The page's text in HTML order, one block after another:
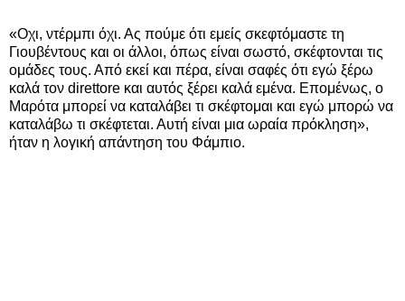
«Οχι, ντέρμπι όχι. Ας πούμε ότι εμείς σκεφτόμαστε τη
Γιουβέντους και οι άλλοι, όπως είναι σωστό, σκέφτονται τις
ομάδες τους. Από εκεί και πέρα, είναι σαφές ότι εγώ ξέρω
καλά τον direttore και αυτός ξέρει καλά εμένα. Επομένως, ο
Μαρότα μπορεί να καταλάβει τι σκέφτομαι και εγώ μπορώ να
καταλάβω τι σκέφτεται. Αυτή είναι μια ωραία πρόκληση»,
ήταν η λογική απάντηση του Φάμπιο.